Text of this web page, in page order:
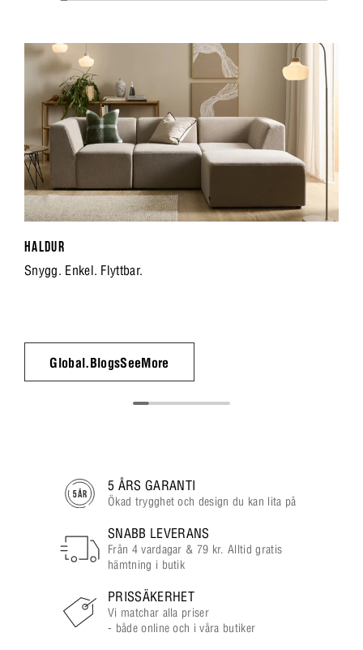
HALDUR
Snygg. Enkel. Flyttbar.
Global.BlogsSeeMore
5 ÅRS GARANTI
Ökad trygghet och design du kan lita på
SNABB LEVERANS
Från 4 vardagar & 79 kr. Alltid gratis
hämtning i butik
PRISSÄKERHET
Vi matchar alla priser
- både online och i våra butiker